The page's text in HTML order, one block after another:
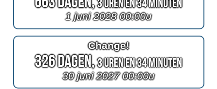
3 Uren en 34 Minuten
1 juni 2028 00:00u
Change!
326 Dagen,3 Uren en 34 Minuten
30 juni 2027 00:00u